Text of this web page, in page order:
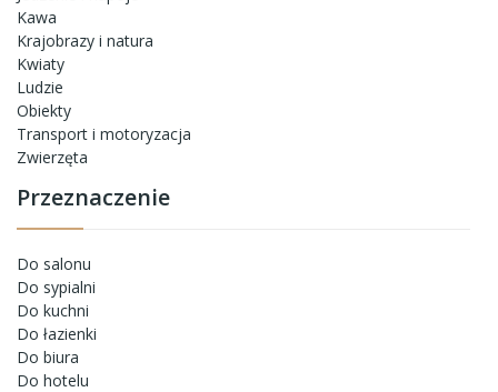
Kawa
Krajobrazy i natura
Kwiaty
Ludzie
Obiekty
Transport i motoryzacja
Zwierzęta
Przeznaczenie
Do salonu
Do sypialni
Do kuchni
Do łazienki
Do biura
Do hotelu